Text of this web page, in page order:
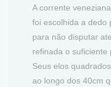
A corrente
foi escolhida a dedo
para não disputar
refinada o suficiente
Seus elos
ao longo dos 40cm